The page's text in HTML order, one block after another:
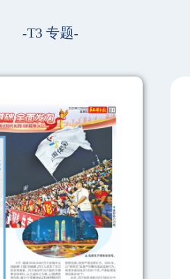
-T3 专题-